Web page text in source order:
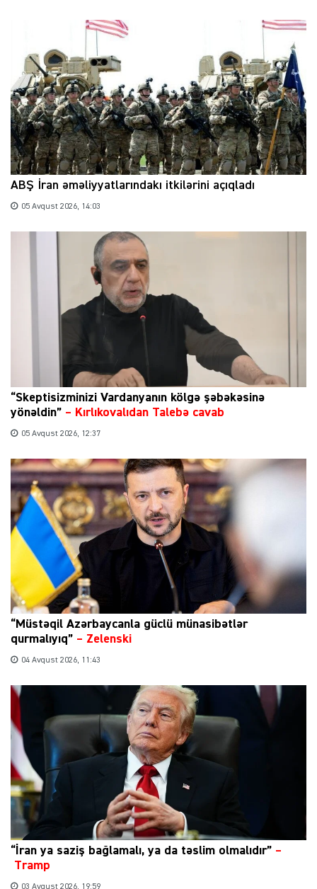
ABŞ İran əməliyyatlarındakı itkilərini açıqladı
05 Avqust 2026, 14:03
“Skeptisizminizi Vardanyanın kölgə şəbəkəsinə
yönəldin” – Kırlıkovalıdan Talebə cavab
05 Avqust 2026, 12:37
“Müstəqil Azərbaycanla güclü münasibətlər
qurmalıyıq” – Zelenski
04 Avqust 2026, 11:43
“İran ya saziş bağlamalı, ya da təslim olmalıdır” –
Tramp
03 Avqust 2026, 19:59